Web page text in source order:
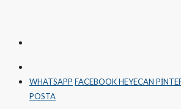
WHATSAPP FACEBOOKHEYECAN
POSTA